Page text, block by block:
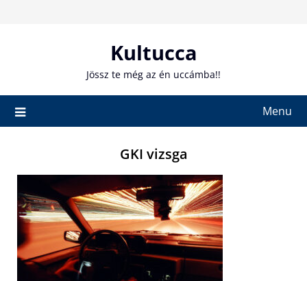
Kultucca
Jössz te még az én uccámba!!
Menu
GKI vizsga